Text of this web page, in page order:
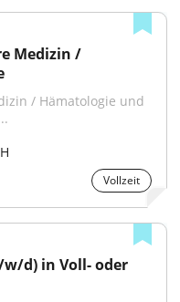
Medizin /
/ Hämatologie und
Vollzeit
w/d) in Voll- oder